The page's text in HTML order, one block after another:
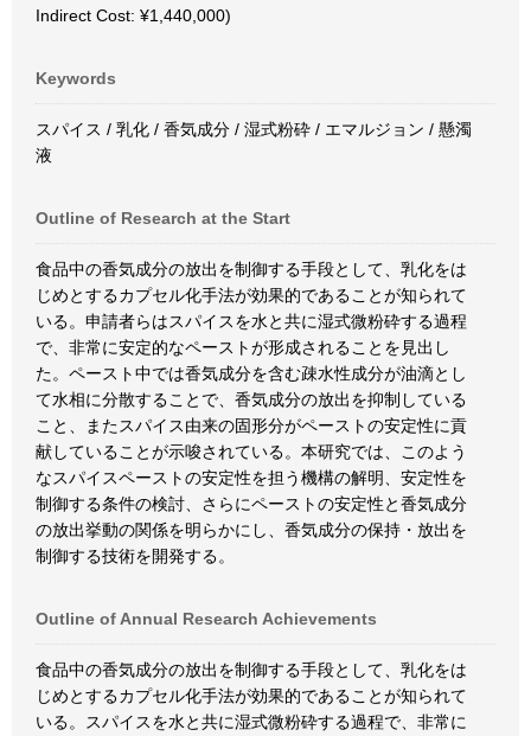
Indirect Cost: ¥1,440,000)
Keywords
スパイス / 乳化 / 香気成分 / 湿式粉砕 / エマルジョン / 懸濁
液
Outline of Research at the Start
食品中の香気成分の放出を制御する手段として、乳化をは
じめとするカプセル化手法が効果的であることが知られて
いる。申請者らはスパイスを水と共に湿式微粉砕する過程
で、非常に安定的なペーストが形成されることを見出し
た。ペースト中では香気成分を含む疎水性成分が油滴とし
て水相に分散することで、香気成分の放出を抑制している
こと、またスパイス由来の固形分がペーストの安定性に貢
献していることが示唆されている。本研究では、このよう
なスパイスペーストの安定性を担う機構の解明、安定性を
制御する条件の検討、さらにペーストの安定性と香気成分
の放出挙動の関係を明らかにし、香気成分の保持・放出を
制御する技術を開発する。
Outline of Annual Research Achievements
食品中の香気成分の放出を制御する手段として、乳化をは
じめとするカプセル化手法が効果的であることが知られて
いる。スパイスを水と共に湿式微粉砕する過程で、非常に